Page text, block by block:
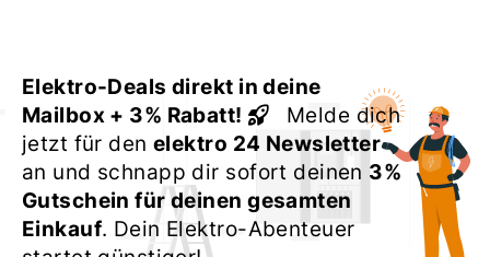
Elektro-Deals direkt in deine
Mailbox + 3% Rabatt!
Melde dich
jetzt für denelektro 24 Newsletter
an und schnapp dir sofort deinen 3%
Gutschein für deinen gesamten
Einkauf. Dein Elektro-Abenteuer